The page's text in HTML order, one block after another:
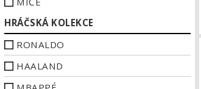
HRÁČSKÁ KOLEKCE
RONALDO
HAALAND